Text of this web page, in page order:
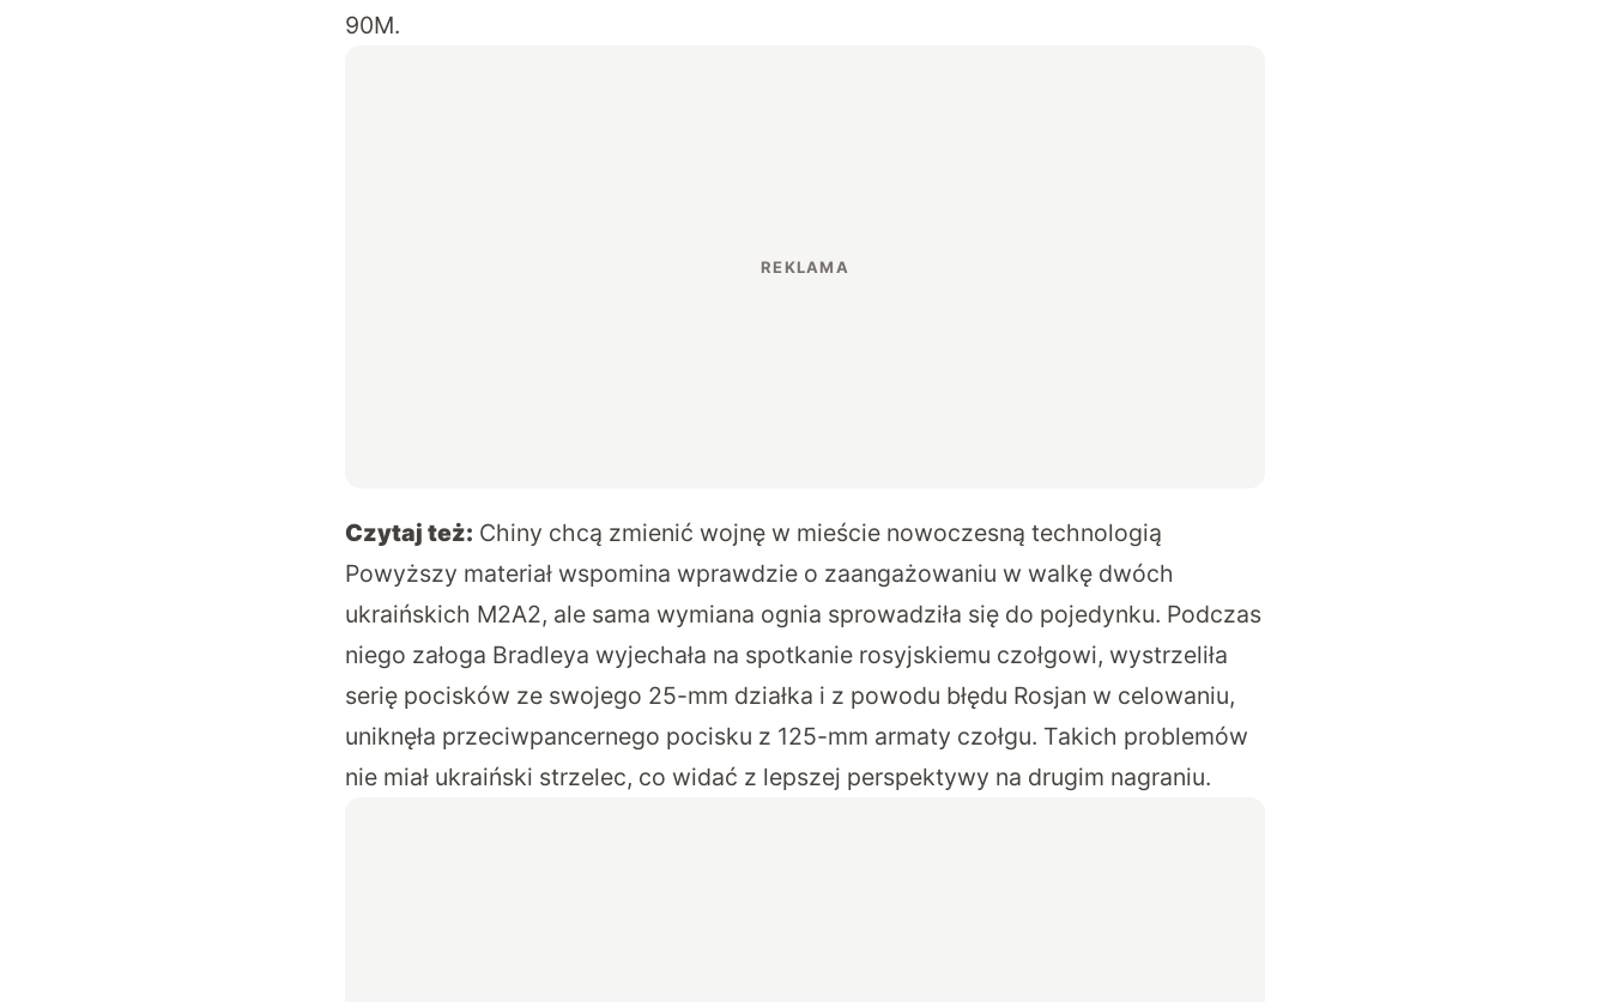
90M.
Czytaj też: Chiny chcą zmienić wojnę w mieście nowoczesną technologią
Powyższy materiał wspomina wprawdzie o zaangażowaniu w walkę dwóch
ukraińskich M2A2, ale sama wymiana ognia sprowadziła się do pojedynku. Podczas
niego załoga Bradleya wyjechała na spotkanie rosyjskiemu czołgowi, wystrzeliła
serię pocisków ze swojego 25-mm działka i z powodu błędu Rosjan w celowaniu,
uniknęła przeciwpancernego pocisku z 125-mm armaty czołgu. Takich problemów
nie miał ukraiński strzelec, co widać z lepszej perspektywy na drugim nagraniu.